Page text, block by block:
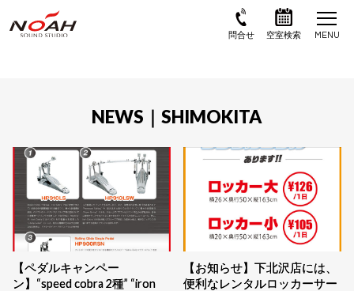
NEWS｜SHIMOKITA
【ペダルキャンペー
ン】“speed cobra 2種” “iron
【お知らせ】下北沢店には、
便利なレンタルロッカーサー